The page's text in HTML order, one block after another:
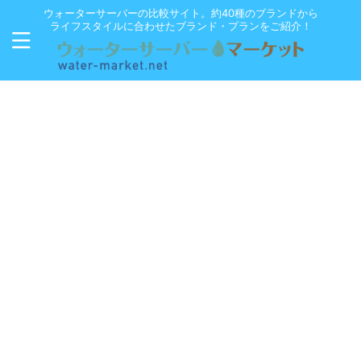
ウォーターサーバーの比較サイト。約40種のブランドから
ライフスタイルに合わせたブランド・プランをご紹介！